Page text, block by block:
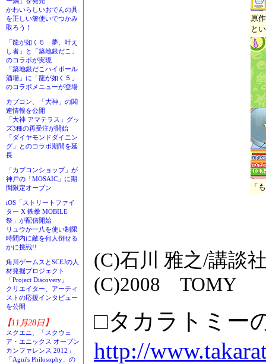
かわいらしいおでんの具
を正しい箸使いでつかみ
取ろう！
「龍が如く５ 夢、叶え
し者」と「築地銀だこ」
のコラボが実現
「築地銀だこハイボール
酒場」に「龍が如く５」
のコラボメニューが登場
カプコン、「大神」の関
連情報を公開
「大神 アマテラス」グッ
ズ3種の再受注が開始
「ダイヤモンドダイニン
グ」とのコラボ期間を延
長
「カプコンショップ」が
神戸の「MOSAIC」に期
間限定オープン
iOS「ストリートファイ
ター X 鉄拳 MOBILE
祭」が配信開始
リュウか一八を使い制限
時間内に敵を何人倒せる
かに挑戦!!
角川ゲームスとSCEJの人
材発掘プロジェクト
「Project Discovery」
クリエイター、アーティ
ストの応援インタビュー
を公開
【11月28日】
スクエニ、「スクウェ
ア・エニックス オープン
カンファレンス 2012」
「Agni's Philosophy」の
原
と
「
(C)石川 雅之/講談
(C)2008 TOMY
□タカラトミー
http://